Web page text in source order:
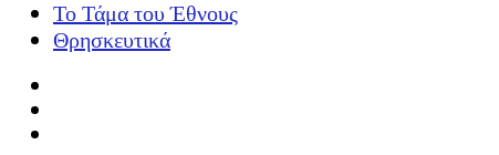
Το Τάμα του Έθνους
Θρησκευτικά